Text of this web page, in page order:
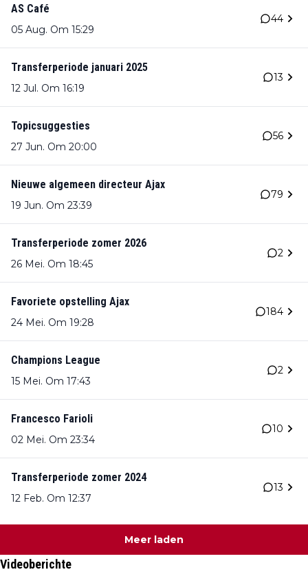
AS Café
05 Aug. Om 15:29
44
Transferperiode januari 2025
12 Jul. Om 16:19
13
Topicsuggesties
27 Jun. Om 20:00
56
Nieuwe algemeen directeur Ajax
19 Jun. Om 23:39
79
Transferperiode zomer 2026
26 Mei. Om 18:45
2
Favoriete opstelling Ajax
24 Mei. Om 19:28
184
Champions League
15 Mei. Om 17:43
2
Francesco Farioli
02 Mei. Om 23:34
10
Transferperiode zomer 2024
12 Feb. Om 12:37
13
Meer laden
Videoberichte